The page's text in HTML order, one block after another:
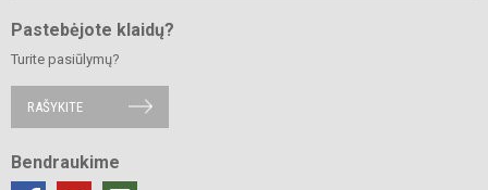
Pastebėjote klaidų?
Turite pasiūlymų?
RAŠYKITE
Bendraukime